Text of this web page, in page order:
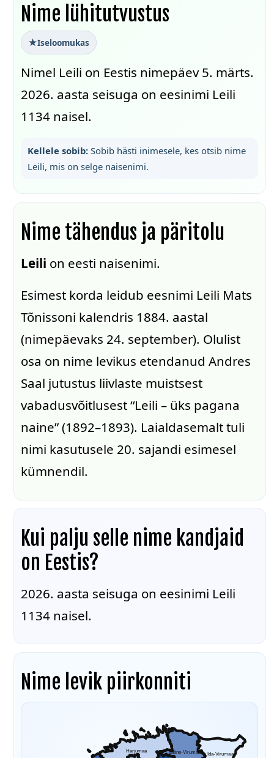
Nime lühitutvustus
Iseloomukas
Nimel Leili on Eestis nimepäev 5. märts.
2026. aasta seisuga on eesinimi Leili
1134 naisel.
Kellele sobib:Sobib hästi inimesele, kes otsib nime
Leili, mis on selge naisenimi.
Nime tähendus ja päritolu
Leili on eesti naisenimi.
Esimest korda leidub eesnimi Leili Mats
Tõnissoni kalendris 1884. aastal
(nimepäevaks 24. september). Olulist
osa on nime levikus etendanud Andres
Saal jutustus liivlaste muistsest
vabadusvõitlusest “Leili – üks pagana
naine” (1892–1893). Laialdasemalt tuli
nimi kasutusele 20. sajandi esimesel
kümnendil.
Kui palju selle nime kandjaid
on Eestis?
2026. aasta seisuga on eesinimi Leili
1134 naisel.
Nime levik piirkonniti
Harjumaa Lääne-Virumaa Ida-Virumaa